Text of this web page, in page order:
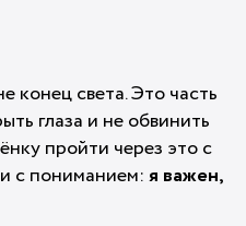
конец света. Это часть
глаза и не обвинить
пройти через это с
с пониманием:я важен,